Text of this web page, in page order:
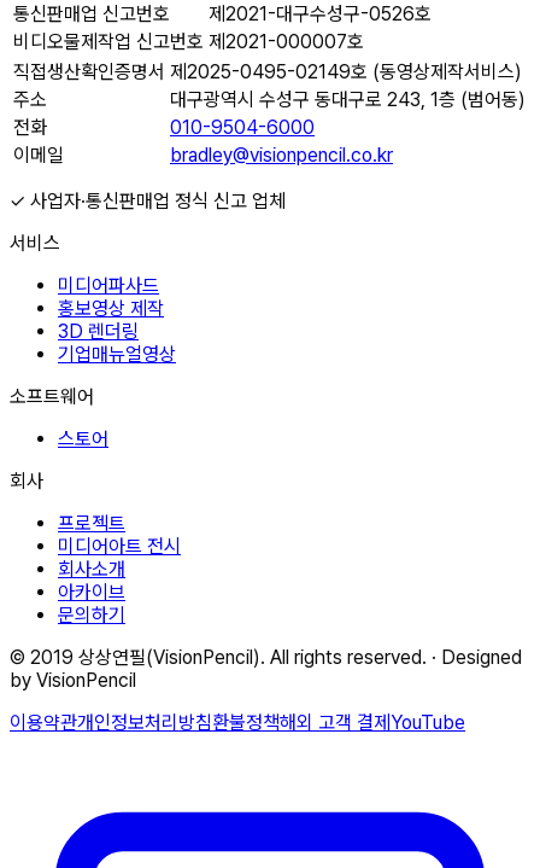
통신판매업 신고번호
제2021-대구수성구-0526호
비디오물제작업 신고번호 제2021-000007호
직접생산확인증명서 제2025-0495-02149호 (동영상제작서비스)
주소
대구광역시 수성구 동대구로 243, 1층 (범어동)
전화
010-9504-6000
이메일
bradley@visionpencil.co.kr
✓ 사업자·통신판매업 정식 신고 업체
서비스
미디어파사드
홍보영상 제작
3D 렌더링
기업매뉴얼영상
소프트웨어
스토어
회사
프로젝트
미디어아트 전시
회사소개
아카이브
문의하기
© 2019 상상연필(VisionPencil). All rights reserved. · Designed
by VisionPencil
이용약관개인정보처리방침환불정책해외 고객 결제YouTube